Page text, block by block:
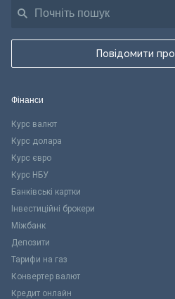
Повідомити
Фінанси
Курс валют
Курс долара
Курс євро
Курс НБУ
Банківські картки
Інвестиційні брокери
Міжбанк
Депозити
Тарифи на газ
Конвертер валют
Кредит онлайн